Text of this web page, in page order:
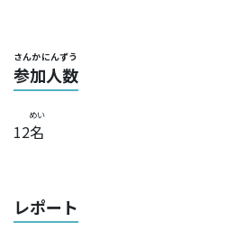
参加人数
さんかにんずう
12名
めい
レポート